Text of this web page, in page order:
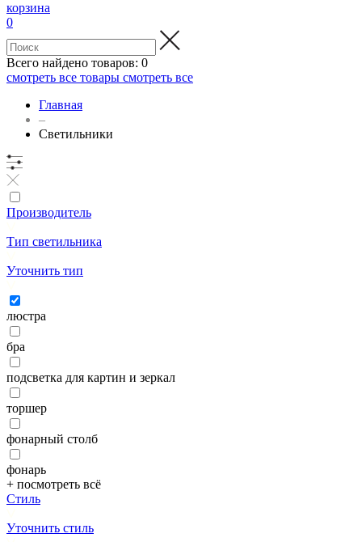
корзина
0
Всего найдено товаров: 0
смотреть все товары смотреть все
Главная
–
Светильники
Производитель
Тип светильника
Уточнить тип
люстра
бра
подсветка для картин и зеркал
торшер
фонарный столб
фонарь
+ посмотреть всё
Стиль
Уточнить стиль